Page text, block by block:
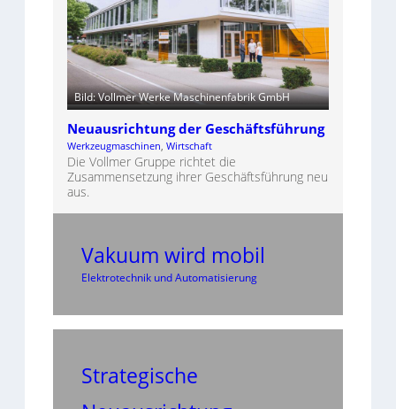
Bild: Vollmer Werke Maschinenfabrik GmbH
Neuausrichtung der Geschäftsführung
Werkzeugmaschinen Wirtschaft
Die Vollmer Gruppe richtet die
Zusammensetzung ihrer Geschäftsführung neu
aus.
Vakuum wird mobil
Elektrotechnik und Automatisierung
Strategische